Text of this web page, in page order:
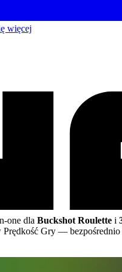
więcej
one dla Buckshot Roulette i
Prędkość Gry — bezpośrednio